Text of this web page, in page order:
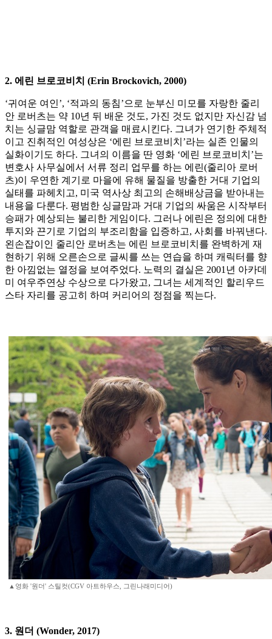
2. 에린 브로코비치 (Erin Brockovich, 2000)
‘귀여운 여인’, ‘적과의 동침’으로 눈부신 미모를 자랑한 줄리
안 로버츠는 약 10년 뒤 배운 것도, 가진 것도 없지만 자신감 넘
치는 싱글맘 역할로 관객을 매료시킨다. 그녀가 연기한 주체적
이고 진취적인 여성상은 ‘에린 브로코비치’라는 실존 인물의
실화이기도 하다. 그녀의 이름을 딴 영화 ‘에린 브로코비치’는
변호사 사무실에서 서류 정리 업무를 하는 에린(줄리아 로버
츠)이 우연한 계기로 마을에 유해 물질을 방출한 거대 기업의
실태를 파헤치고, 미국 역사상 최고의 손해배상금을 받아내는
내용을 다룬다. 평범한 싱글맘과 거대 기업의 싸움은 시작부터
승패가 예상되는 불리한 게임이다. 그러나 에린은 정의에 대한
투지와 끈기로 기업의 부조리함을 입증하고, 사회를 바꿔낸다.
왼손잡이인 줄리안 로버츠는 에린 브로코비치를 완벽하게 재
현하기 위해 오른손으로 글씨를 쓰는 연습을 하며 캐릭터를 향
한 아낌없는 열정을 보여주었다. 노력의 결실은 2001년 아카데
미 여우주연상 수상으로 다가왔고, 그녀는 세계적인 할리우드
스타 자리를 공고히 하며 커리어의 정점을 찍는다.
▲영화 '원더' 스틸컷(CGV 아트하우스, 그린나래미디어)
3. 원더 (Wonder, 2017)